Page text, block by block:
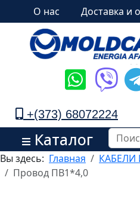
О нас Доставка и
+(373) 68072224
Каталог
Вы здесь: Главная
Провод ПВ1*4,0